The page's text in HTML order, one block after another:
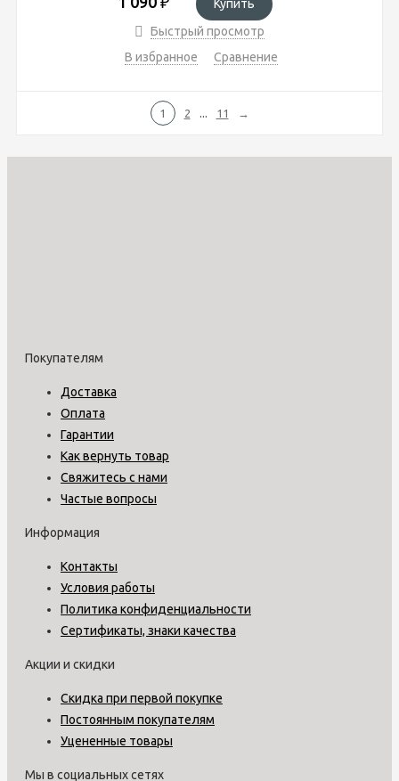
Купить
Быстрый просмотр
В избранное
Сравнение
1 2 ... 11 →
Покупателям
Доставка
Оплата
Гарантии
Как вернуть товар
Свяжитесь с нами
Частые вопросы
Информация
Контакты
Условия работы
Политика конфиденциальности
Сертификаты, знаки качества
Акции и скидки
Скидка при первой покупке
Постоянным покупателям
Уцененные товары
Мы в социальных сетях